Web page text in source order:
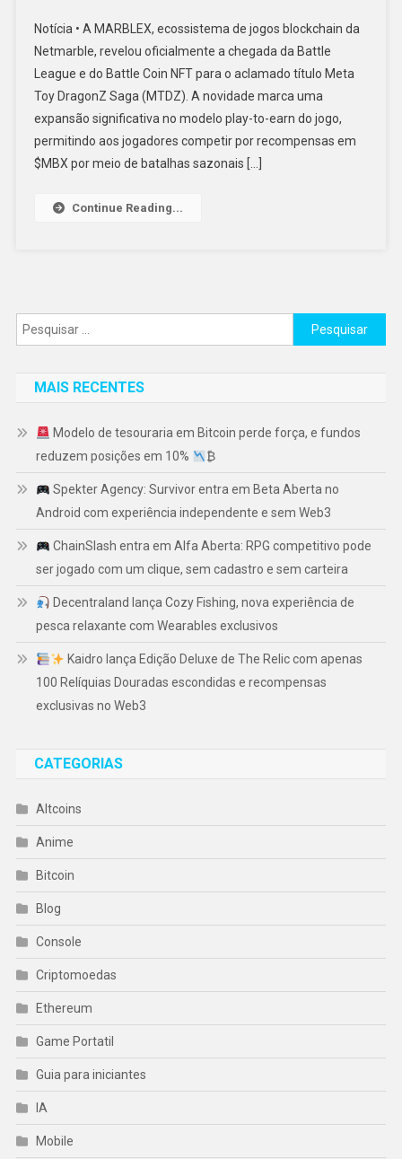
Notícia • A MARBLEX, ecossistema de jogos blockchain da
Netmarble, revelou oficialmente a chegada da Battle
League e do Battle Coin NFT para o aclamado título Meta
Toy DragonZ Saga (MTDZ). A novidade marca uma
expansão significativa no modelo play-to-earn do jogo,
permitindo aos jogadores competir por recompensas em
$MBX por meio de batalhas sazonais […]
Continue Reading...
Pesquisar
por:
MAIS RECENTES
Modelo de tesouraria em Bitcoin perde força, e fundos
reduzem posições em 10%
₿
Spekter Agency: Survivor entra em Beta Aberta no
Android com experiência independente e sem Web3
ChainSlash entra em Alfa Aberta: RPG competitivo pode
ser jogado com um clique, sem cadastro e sem carteira
Decentraland lança Cozy Fishing, nova experiência de
pesca relaxante com Wearables exclusivos
Kaidro lança Edição Deluxe de The Relic com apenas
100 Relíquias Douradas escondidas e recompensas
exclusivas no Web3
CATEGORIAS
Altcoins
Anime
Bitcoin
Blog
Console
Criptomoedas
Ethereum
Game Portatil
Guia para iniciantes
IA
Mobile